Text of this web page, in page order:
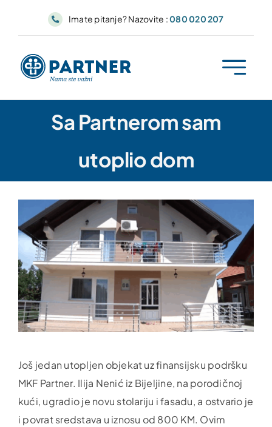
Imate pitanje? Nazovite :080 020 207
Sa Partnerom sam
utoplio dom
Još jedan utopljen objekat uz finansijsku podršku
MKF Partner. Ilija Nenić iz Bijeljine, na porodičnoj
kući, ugradio je novu stolariju i fasadu, a ostvario je
i povrat sredstava u iznosu od 800 KM. Ovim